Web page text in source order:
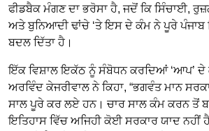
ਫੀਡਬੈਕ ਮੰਗਣ ਦਾ ਭਰੋਸਾ ਹੈ, ਜਦੋਂ ਕਿ ਸਿੰਚਾਈ,
ਅਤੇ ਬੁਨਿਆਦੀ ਢਾਂਚੇ ‘ਤੇ ਇਸ ਦੇ ਕੰਮ ਨੇ ਪੂਰੇ ਪੰਜਾਬ
ਬਦਲ ਦਿੱਤਾ ਹੈ।
ਇੱਕ ਵਿਸ਼ਾਲ ਇਕੱਠ ਨੂੰ ਸੰਬੋਧਨ ਕਰਦਿਆਂ ‘ਆਪ’ ਦੇ
ਅਰਵਿੰਦ ਕੇਜਰੀਵਾਲ ਨੇ ਕਿਹਾ, “ਭਗਵੰਤ ਮਾਨ
ਸਾਲ ਪੂਰੇ ਕਰ ਲਏ ਹਨ। ਚਾਰ ਸਾਲ ਕੰਮ ਕਰਨ ਤੋਂ
ਇਤਿਹਾਸ ਵਿੱਚ ਅਜਿਹੀ ਕੋਈ ਸਰਕਾਰ ਯਾਦ